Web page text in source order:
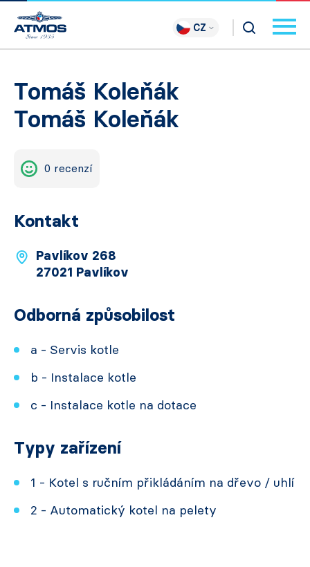
CZ
Tomáš Koleňák
Tomáš Koleňák
0 recenzí
Kontakt
Pavlíkov 268
27021 Pavlíkov
Odborná způsobilost
a - Servis kotle
b - Instalace kotle
c - Instalace kotle na dotace
Typy zařízení
1 - Kotel s ručním přikládáním na dřevo / uhlí
2 - Automatický kotel na pelety